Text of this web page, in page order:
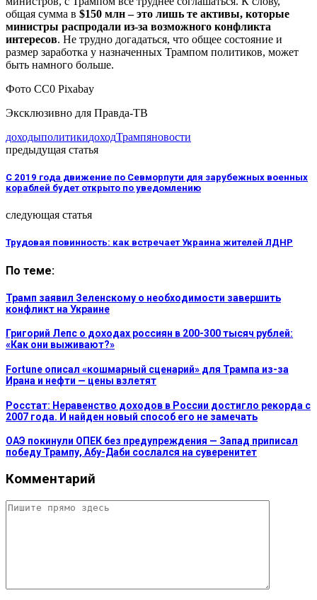
общая сумма в $150 млн – это лишь те активы, которые
министры распродали из-за возможного конфликта
интересов. Не трудно догадаться, что общее состояние и
размер заработка у назначенных Трампом политиков, может
быть намного больше.
Фото СС0 Pixabay
Эксклюзивно для Правда-ТВ
доходыполитикидоходТрампяновости
предыдущая статья
С 2019 года движение по Севморпути для зарубежных военных
кораблей будет открыто по уведомлению
следующая статья
Трудовая повинность: как встречает Украина жителей ЛДНР
По теме:
Трамп заявил Зеленскому о необходимости завершить
конфликт на Украине
Григорий Лепс о доходах россиян в 200-300 тысяч рублей:
«Как они выживают?»
Fortune описал «кошмарный сценарий» для Трампа из-за
Ирана и нефти — цены взлетят
Росстат: Неравенство доходов в России достигло рекорда с
2007 года. И найден новый способ его не замечать
ОАЭ покинули ОПЕК без предупреждения — Запад приписал
победу Трампу, Абу-Даби сослался на суверенитет
Комментарий